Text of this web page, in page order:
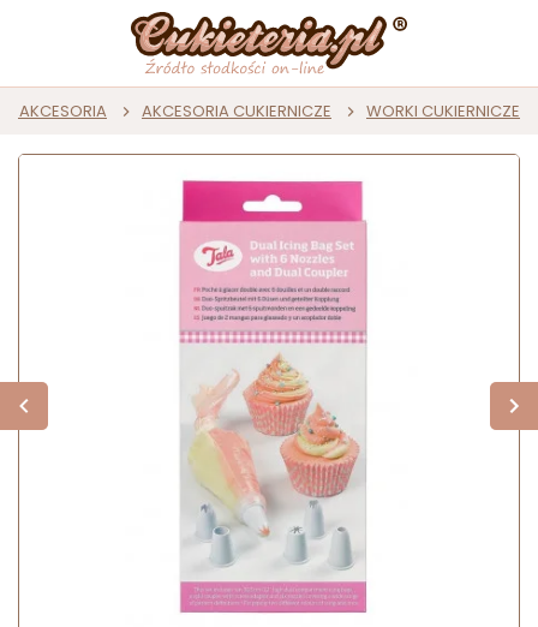
I AKCESORIA AKCESORIA CUKIERNICZE WORKI CUKIERNICZE